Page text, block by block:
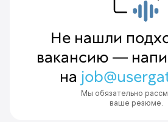
Не нашли
вакансию —
на
Мы обязательно
ваше резюме.